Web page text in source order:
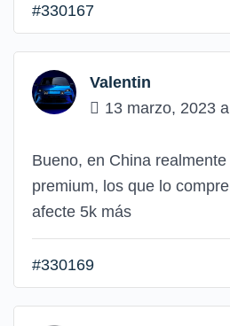
#330167
Valentin
13 marzo, 2023
Bueno, en China
premium, los que lo
afecte 5k más
#330169